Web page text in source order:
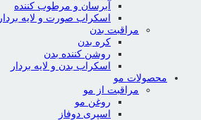
آبرسان و مرطوب کننده
اسکراب صورت و لایه بردار
مراقبت بدن
کره بدن
روشن کننده بدن
اسکراب بدن و لایه بردار
محصولات مو
مراقبت از مو
روغن مو
اسپری دوفاز